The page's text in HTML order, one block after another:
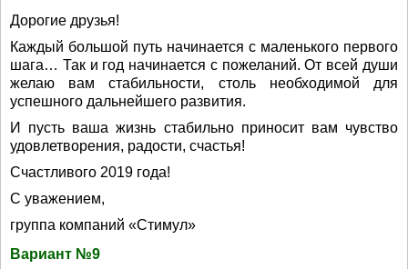
Дорогие друзья!
Каждый большой путь начинается с маленького первого
шага… Так и год начинается с пожеланий. От всей души
желаю вам стабильности, столь необходимой для
успешного дальнейшего развития.
И пусть ваша жизнь стабильно приносит вам чувство
удовлетворения, радости, счастья!
Счастливого 2019 года!
С уважением,
группа компаний «Стимул»
Вариант №9